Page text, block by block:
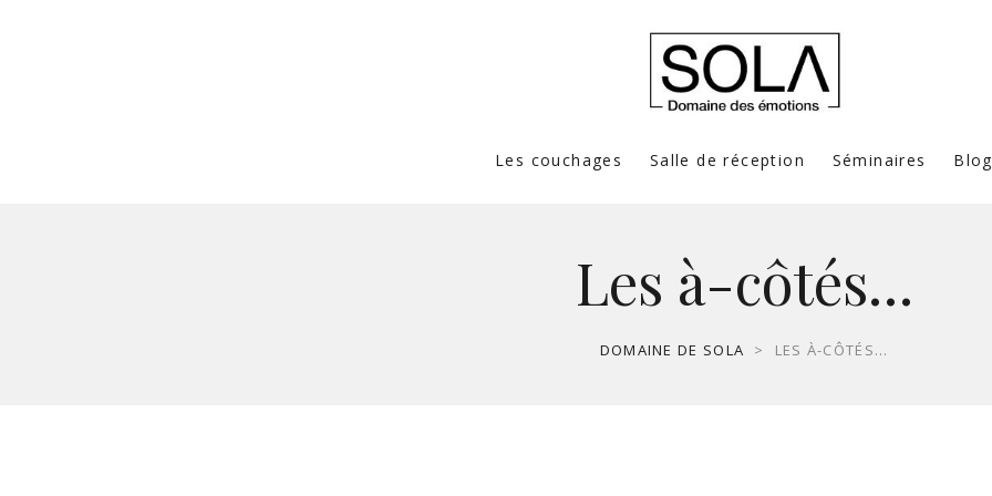
Les couchages Salle de réception Séminaires Blog
Les à-côtés…
DOMAINE DE SOLA > LES À-CÔTÉS…